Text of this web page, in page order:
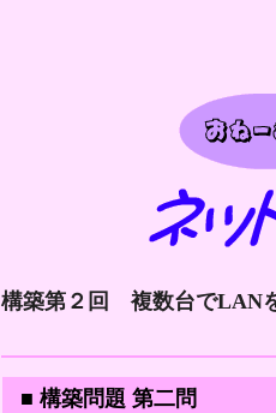
構築第２回 複数台でLAN
■ 構築問題 第二問